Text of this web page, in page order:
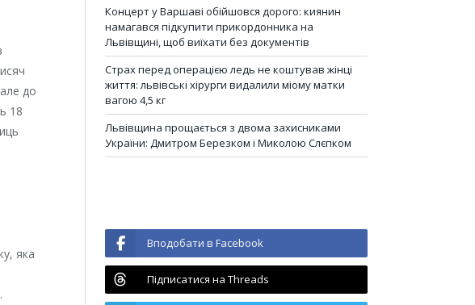
до
18
яка
Концерт у Варшаві обійшовся дорого: киянин
намагався підкупити прикордонника на
Львівщині, щоб виїхати без документів
Страх перед операцією ледь не коштував жінці
життя: львівські хірурги видалили міому матки
вагою 4,5 кг
Львівщина прощається з двома захисниками
України: Дмитром Березком і Миколою Слєпком
Вподобати в Facebook
Підписатися на Threads